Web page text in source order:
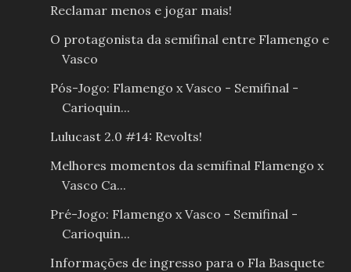
Reclamar menos e jogar mais!
O protagonista da semifinal entre Flamengo e
Vasco
Pós-Jogo: Flamengo x Vasco - Semifinal -
Carioquin...
Lulucast 2.0 #14: Revolts!
Melhores momentos da semifinal Flamengo x
Vasco Ca...
Pré-Jogo: Flamengo x Vasco - Semifinal -
Carioquin...
Informações de ingresso para o Fla Basquete